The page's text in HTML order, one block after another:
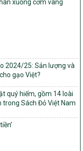
nông thôn mới, xã
hoàn thành nhiệm
– 2030
bổ ngân sách trung
địa phương thực hiện
nông thôn mới, giảm
vùng đồng bào dân
1, nhóm 2, nhóm 3
2030 trên địa bàn
xuồng cơm vàng
2024/25: Sản lượng và
gạo Việt?
quý hiếm, gồm 14 loài
Sách Đỏ Việt Nam